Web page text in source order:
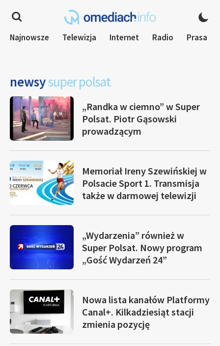
Najnowsze Telewizja Internet Radio Prasa
newsysuper polsat
„Randka w ciemno” w Super
Polsat. Piotr Gąsowski
prowadzącym
Memoriał Ireny Szewińskiej w
Polsacie Sport 1. Transmisja
także w darmowej telewizji
„Wydarzenia” również w
Super Polsat. Nowy program
„Gość Wydarzeń 24”
Nowa lista kanałów Platformy
Canal+. Kilkadziesiąt stacji
zmienia pozycję